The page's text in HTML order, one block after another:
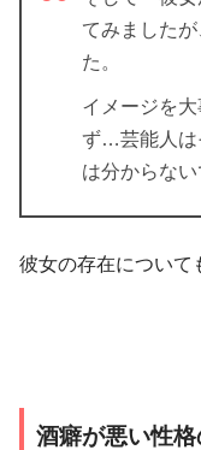
てみました
た。
イメージを
ず…芸能人は
は分からない
彼女の存在について
酒癖が悪い性